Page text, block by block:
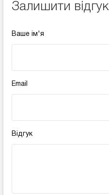
Залишити відгук
Ваше ім'я
Email
Відгук